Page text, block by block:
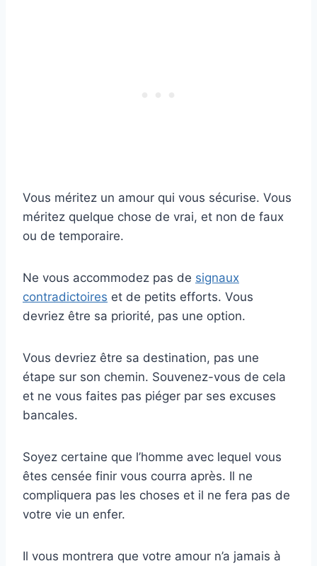
Vous méritez un amour qui vous sécurise. Vous
méritez quelque chose de vrai, et non de faux
ou de temporaire.
Ne vous accommodez pas de signaux
contradictoires et de petits efforts. Vous
devriez être sa priorité, pas une option.
Vous devriez être sa destination, pas une
étape sur son chemin. Souvenez-vous de cela
et ne vous faites pas piéger par ses excuses
bancales.
Soyez certaine que l’homme avec lequel vous
êtes censée finir vous courra après. Il ne
compliquera pas les choses et il ne fera pas de
votre vie un enfer.
Il vous montrera que votre amour n’a jamais à